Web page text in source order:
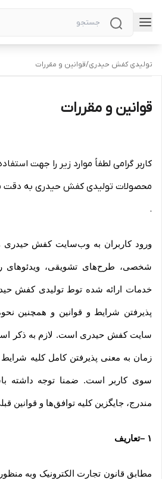
تولیدی کفش حیدری/قوانین و مقررات
قوانین و مقررات
کاربر گرامی لطفاً موارد زیر را جهت
محصولات تولیدی کفش حیدری به دقت
.
ورود کاربران به وب‏‌سایت کفش حیدری
شخصی، طرح‏‌های تشویقی، ویدئوهای
خدمات ارائه شده توط تولیدی کفش
پذیرفتن شرایط و قوانین و همچنین
سایت کفش حیدری است. لازم به ذکر
سوی کاربر است. ضمنا توجه داشته
مندرج، جایگزین کلیه توافق‏‌ها و قوانین
۱ –تعاریف
مطابق قانون تجارت الکترونیک وبه